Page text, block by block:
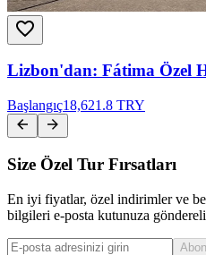
Lizbon'dan: Fátima Özel
Başlangıç18,621.8 TRY
Size Özel Tur Fırsatları
En iyi fiyatlar, özel indirimler ve
bilgileri e-posta kutunuza